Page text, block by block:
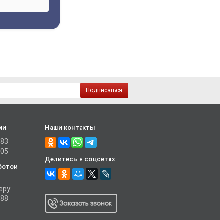
Подписаться
Наши контакты
Делитесь в соцсетях